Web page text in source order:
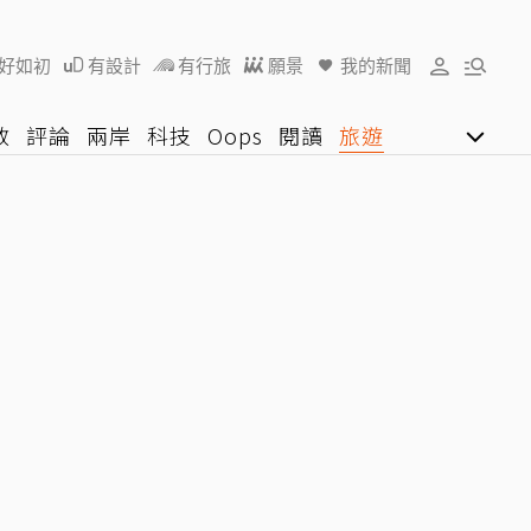
如初 有設計 有行旅 願景 我的新聞
評論 兩岸 科技 Oops 閱讀 旅遊